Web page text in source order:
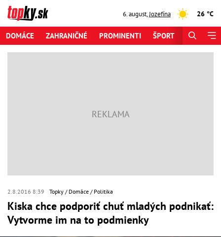
6. august,Jozefína 26 °C
DOMÁCE ZAHRANIČNÉ PROMINENTI ŠPORT
2.8.2016 8:39 Topky Domáce Politika
Kiska chce podporiť chuť mladých podnikať:
Vytvorme im na to podmienky